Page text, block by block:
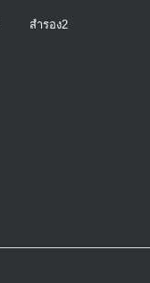
สำรอง2